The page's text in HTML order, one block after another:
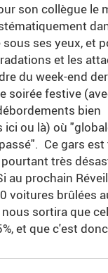
son collègue le
ses yeux, et
et les
du week-end
soirée festive
bien
ici ou là) où
Ce gars
très
au prochain
voitures brûlées
sortira que
et que c'est